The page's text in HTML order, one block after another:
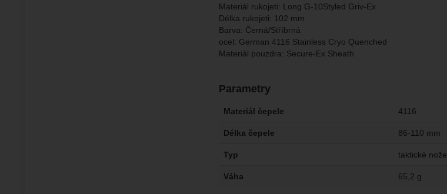
Materiál rukojeti: Long G-10Styled Griv-Ex
Délka rukojeti: 102 mm
Barva: Černá/Stříbrná
ocel: German 4116 Stainless Cryo Quenched
Materiál pouzdra: Secure-Ex Sheath
Parametry
Materiál čepele 4116
Délka čepele 86-110 mm
Typ taktické nože
Váha 65,2 g